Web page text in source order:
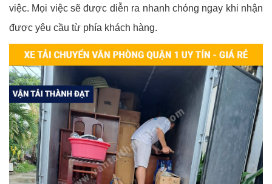
việc. Mọi việc sẽ được diễn ra nhanh chóng ngay khi nhận
được yêu cầu từ phía khách hàng.